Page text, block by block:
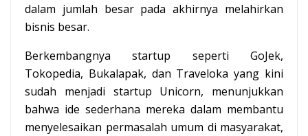
dalam jumlah besar pada akhirnya melahirkan
bisnis besar.
Berkembangnya startup seperti GoJek,
Tokopedia, Bukalapak, dan Traveloka yang kini
sudah menjadi startup Unicorn, menunjukkan
bahwa ide sederhana mereka dalam membantu
menyelesaikan permasalah umum di masyarakat,